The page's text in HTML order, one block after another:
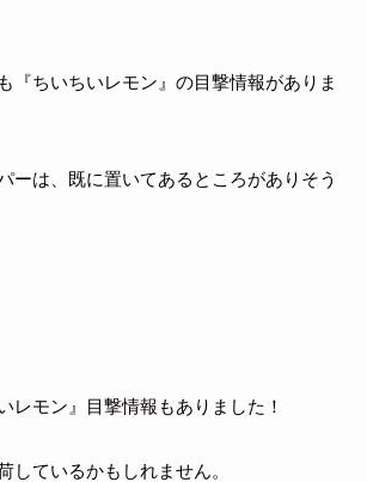
『ちいちいレモン』の目撃情報がありま
ーは、既に置いてあるところがありそう
レモン』目撃情報もありました！
しているかもしれません。